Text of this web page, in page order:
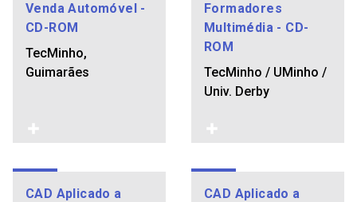
Venda Automóvel -
CD-ROM
TecMinho,
Guimarães
Formadores
Multimédia - CD-
ROM
TecMinho / UMinho /
Univ. Derby
CAD Aplicado a
CAD Aplicado a